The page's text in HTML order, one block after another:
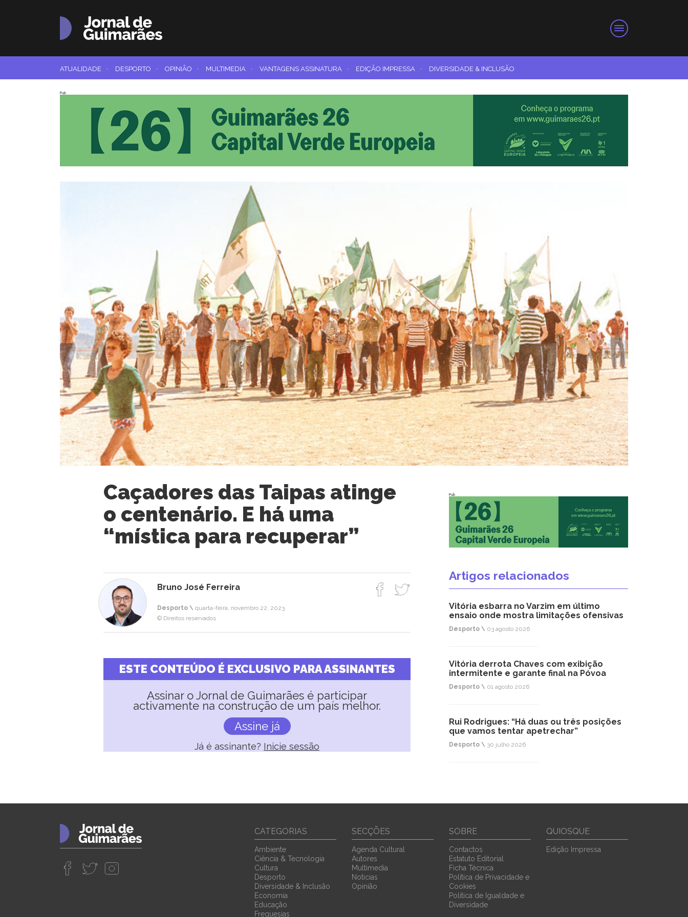
ATUALIDADE · DESPORTO · OPINIÃO · MULTIMEDIA · VANTAGENS ASSINATURA · EDIÇÃO IMPRESSA · DIVERSIDADE & INCLUSÃO
Pub
Caçadores das Taipas atinge
o centenário. E há uma
“mística para recuperar”
Bruno José Ferreira
Desporto \ quarta-feira, novembro 22, 2023
© Direitos reservados
ESTE CONTEÚDO É EXCLUSIVO PARA ASSINANTES
Assinar o Jornal de Guimarães é participar
activamente na construção de um país melhor.
Assine já
Já é assinante? Inicie sessão
Pub
Artigos relacionados
Vitória esbarra no Varzim em último
ensaio onde mostra limitações ofensivas
Desporto \ 03 agosto 2026
Vitória derrota Chaves com exibição
intermitente e garante final na Póvoa
Desporto \ 01 agosto 2026
Rui Rodrigues: “Há duas ou três posições
que vamos tentar apetrechar”
Desporto \ 30 julho 2026
CATEGORIAS
Ambiente
Ciência & Tecnologia
Cultura
Desporto
Diversidade & Inclusão
Economia
Educação
Freguesias
SECÇÕES
Agenda Cultural
Autores
Multimedia
Noticias
Opinião
SOBRE
Contactos
Estatuto Editorial
Ficha Técnica
Política de Privacidade e
Cookies
Política de Igualdade e
Diversidade
QUIOSQUE
Edição Impressa